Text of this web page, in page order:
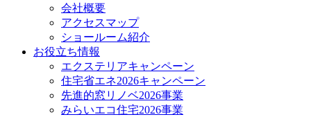
会社概要
アクセスマップ
ショールーム紹介
お役立ち情報
エクステリアキャンペーン
住宅省エネ2026キャンペーン
先進的窓リノベ2026事業
みらいエコ住宅2026事業